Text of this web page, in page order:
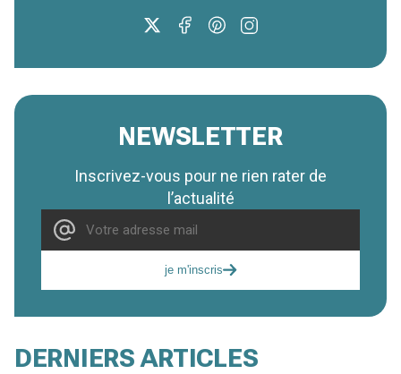
NEWSLETTER
Inscrivez-vous pour ne rien rater de
l’actualité
je m'inscris
DERNIERS ARTICLES